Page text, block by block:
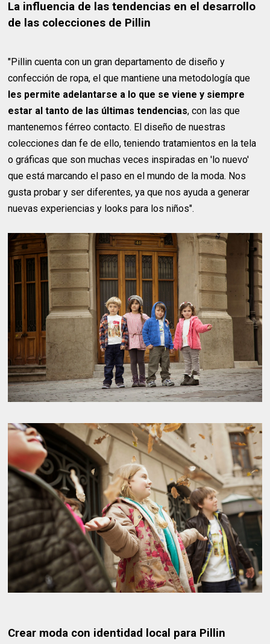
La influencia de las tendencias en el desarrollo
de las colecciones de Pillin
"Pillin cuenta con un gran departamento de diseño y
confección de ropa, el que mantiene una metodología que
les permite adelantarse a lo que se viene y siempre
estar al tanto de las últimas tendencias, con las que
mantenemos férreo contacto. El diseño de nuestras
colecciones dan fe de ello, teniendo tratamientos en la tela
o gráficas que son muchas veces inspiradas en 'lo nuevo'
que está marcando el paso en el mundo de la moda. Nos
gusta probar y ser diferentes, ya que nos ayuda a generar
nuevas experiencias y looks para los niños".
Crear moda con identidad local para Pillin